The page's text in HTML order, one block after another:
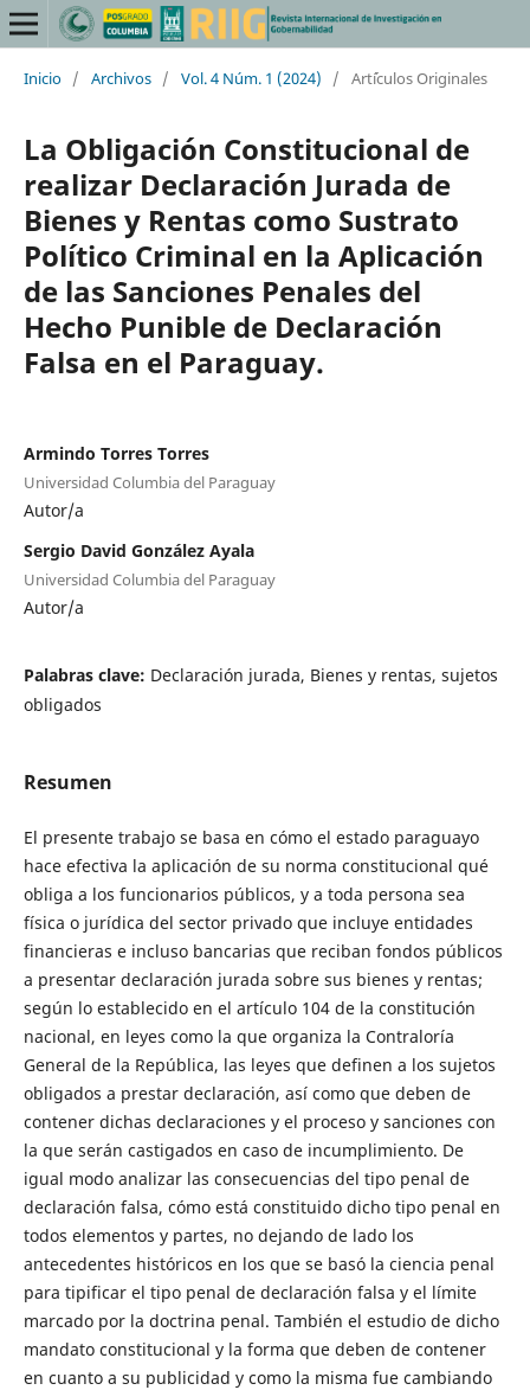
Inicio / Archivos / Vol. 4 Núm. 1 (2024) / Art´ículos Originales
La Obligación Constitucional de
realizar Declaración Jurada de
Bienes y Rentas como Sustrato
Político Criminal en la Aplicación
de las Sanciones Penales del
Hecho Punible de Declaración
Falsa en el Paraguay.
Armindo Torres Torres
Universidad Columbia del Paraguay
Autor/a
Sergio David González Ayala
Universidad Columbia del Paraguay
Autor/a
Palabras clave: Declaración jurada, Bienes y rentas, sujetos
obligados
Resumen
El presente trabajo se basa en cómo el estado paraguayo
hace efectiva la aplicación de su norma constitucional qué
obliga a los funcionarios públicos, y a toda persona sea
física o jurídica del sector privado que incluye entidades
financieras e incluso bancarias que reciban fondos públicos
a presentar declaración jurada sobre sus bienes y rentas;
según lo establecido en el artículo 104 de la constitución
nacional, en leyes como la que organiza la Contraloría
General de la República, las leyes que definen a los sujetos
obligados a prestar declaración, así como que deben de
contener dichas declaraciones y el proceso y sanciones con
la que serán castigados en caso de incumplimiento. De
igual modo analizar las consecuencias del tipo penal de
declaración falsa, cómo está constituido dicho tipo penal en
todos elementos y partes, no dejando de lado los
antecedentes históricos en los que se basó la ciencia penal
para tipificar el tipo penal de declaración falsa y el límite
marcado por la doctrina penal. También el estudio de dicho
mandato constitucional y la forma que deben de contener
en cuanto a su publicidad y como la misma fue cambiando